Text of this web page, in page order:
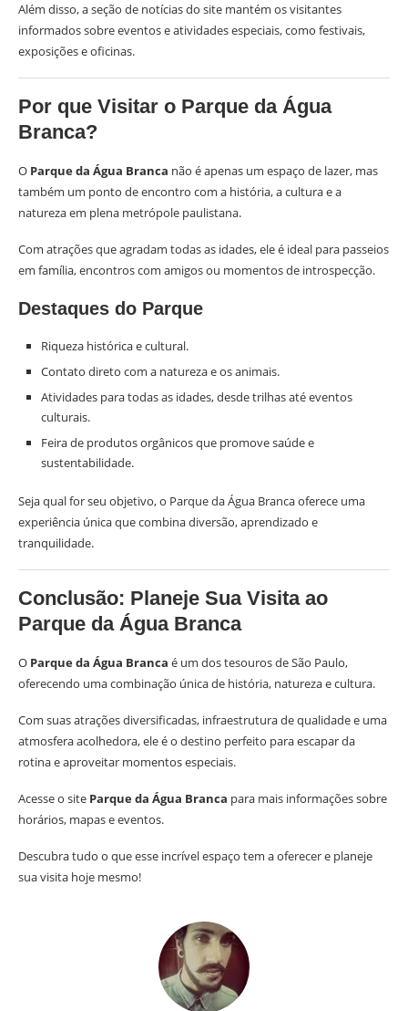
Além disso, a seção de notícias do site mantém os visitantes
informados sobre eventos e atividades especiais, como festivais,
exposições e oficinas.
Por que Visitar o Parque da Água
Branca?
O Parque da Água Branca não é apenas um espaço de lazer, mas
também um ponto de encontro com a história, a cultura e a
natureza em plena metrópole paulistana.
Com atrações que agradam todas as idades, ele é ideal para passeios
em família, encontros com amigos ou momentos de introspecção.
Destaques do Parque
Riqueza histórica e cultural.
Contato direto com a natureza e os animais.
Atividades para todas as idades, desde trilhas até eventos
culturais.
Feira de produtos orgânicos que promove saúde e
sustentabilidade.
Seja qual for seu objetivo, o Parque da Água Branca oferece uma
experiência única que combina diversão, aprendizado e
tranquilidade.
Conclusão: Planeje Sua Visita ao
Parque da Água Branca
O Parque da Água Branca é um dos tesouros de São Paulo,
oferecendo uma combinação única de história, natureza e cultura.
Com suas atrações diversificadas, infraestrutura de qualidade e uma
atmosfera acolhedora, ele é o destino perfeito para escapar da
rotina e aproveitar momentos especiais.
Acesse o site Parque da Água Branca para mais informações sobre
horários, mapas e eventos.
Descubra tudo o que esse incrível espaço tem a oferecer e planeje
sua visita hoje mesmo!